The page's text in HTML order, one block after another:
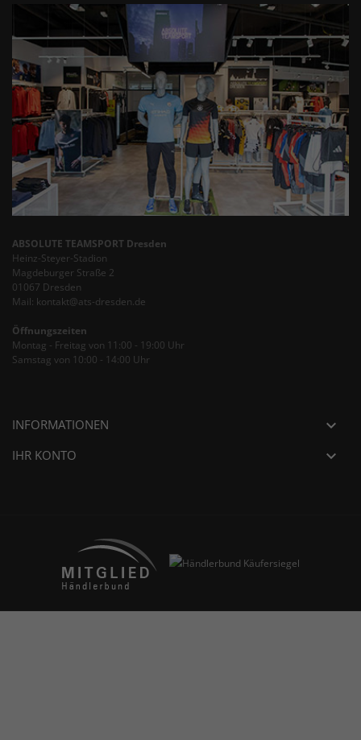
ABSOLUTE TEAMSPORT Dresden
Heinz-Steyer-Stadion
Magdeburger Straße 2
01067 Dresden
Mail: kontakt@ats-dresden.de
Öffnungszeiten
Montag - Freitag von 11:00 - 19:00 Uhr
Samstag von 10:00 - 14:00 Uhr
INFORMATIONEN 
IHR KONTO 